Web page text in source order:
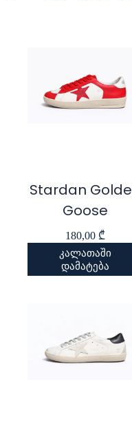
Stardan
Goose
180,00 ₾
კალათაში
დამატება